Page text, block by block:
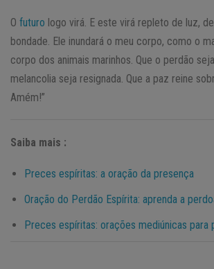
O futuro logo virá. E este virá repleto de luz,
bondade. Ele inundará o meu corpo, como o
corpo dos animais marinhos. Que o perdão
melancolia seja resignada. Que a paz reine
Amém!”
Saiba mais :
Preces espíritas: a oração da presença
Oração do Perdão Espírita: aprenda a
Preces espíritas: orações mediúnicas para